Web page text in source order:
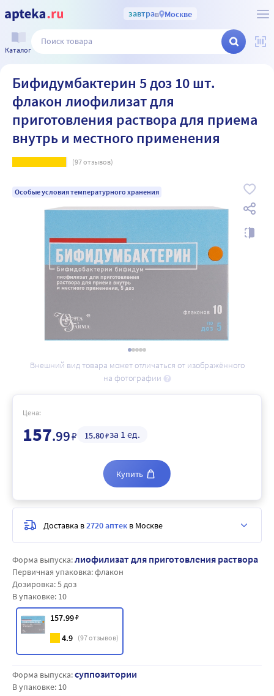
завтрав Москве
Каталог
Бифидумбактерин 5 доз 10 шт.
флакон лиофилизат для
приготовления раствора для приема
внутрь и местного применения
(97отзывов)
Особые условия температурного хранения
Внешний вид товара может отличаться от изображённого
на фотографии
Форма выпуска:лиофилизат для приготовления раствора
Первичная упаковка:флакон
Дозировка:5 доз
В упаковке: 10
157.99₽
4.9 (97отзывов)
Форма выпуска:суппозитории
В упаковке: 10
Цена:
157.99₽ 15.80₽за 1 ед.
Купить
Доставка в2720 аптек в Москве